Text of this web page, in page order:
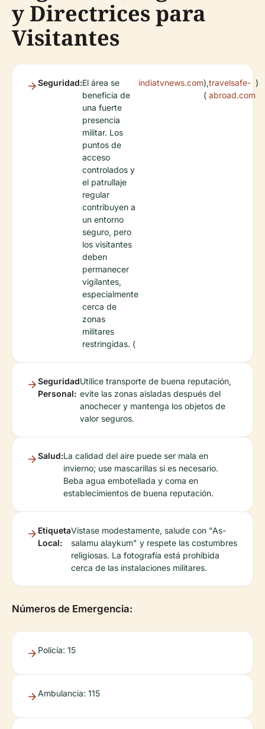
y Directrices para
Visitantes
Seguridad:El área se
beneficia de
una fuerte
presencia
militar. Los
puntos de
acceso
controlados y
el patrullaje
regular
contribuyen a
un entorno
seguro, pero
los visitantes
deben
permanecer
vigilantes,
especialmente
cerca de
zonas
militares
restringidas. (
indiatvnews.com),
(
travelsafe-
abroad.com
)
Seguridad
Personal:
Utilice transporte de buena reputación,
evite las zonas aisladas después del
anochecer y mantenga los objetos de
valor seguros.
Salud:La calidad del aire puede ser mala en
invierno; use mascarillas si es necesario.
Beba agua embotellada y coma en
establecimientos de buena reputación.
Etiqueta
Local:
Vístase modestamente, salude con "As-
salamu alaykum" y respete las costumbres
religiosas. La fotografía está prohibida
cerca de las instalaciones militares.
Números de Emergencia:
Policía: 15
Ambulancia: 115